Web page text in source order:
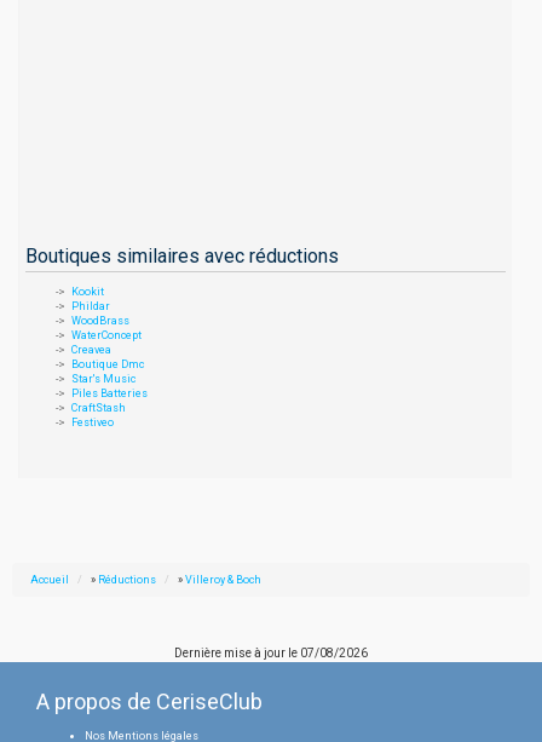
Boutiques similaires avec réductions
Kookit
Phildar
WoodBrass
WaterConcept
Creavea
Boutique Dmc
Star's Music
Piles Batteries
CraftStash
Festiveo
Accueil » Réductions » Villeroy & Boch
Dernière mise à jour le 07/08/2026
A propos de CeriseClub
Nos Mentions légales